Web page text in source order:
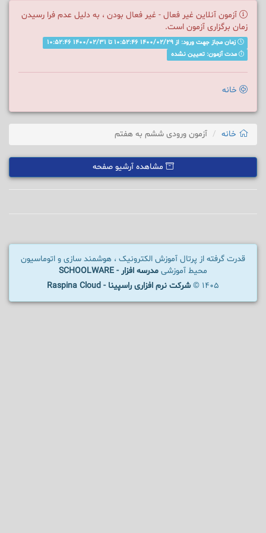
آزمون آنلاین غیر فعال - غیر فعال بودن ، به دلیل عدم فرا رسیدن
زمان برگزاری آزمون است.
زمان مجاز جهت ورود: از 1400/02/29 10:52:46 تا 1400/02/31 10:52:46
مدت آزمون: تعیین نشده
خانه
خانه آزمون ورودی ششم به هفتم
مشاهده آرشیو صفحه
قدرت گرفته از پرتال آموزش الکترونیک ، هوشمند سازی و اتوماسیون
محیط آموزشی مدرسه افزار - SCHOOLWARE
1405 ©
شرکت نرم افزاری راسپینا - Raspina Cloud